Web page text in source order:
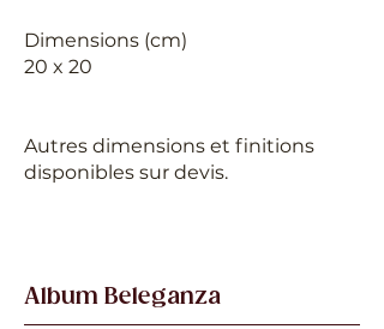
Dimensions (cm)
20 x 20
Autres dimensions et finitions
disponibles sur devis.
Album Beleganza